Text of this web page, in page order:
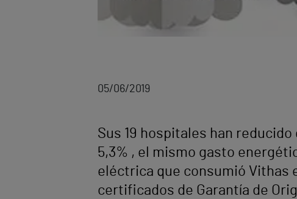
05/06/2019
Sus 19 hospitales han
5,3% , el mismo gasto
eléctrica que consumió Vithas
certificados de Garantía de